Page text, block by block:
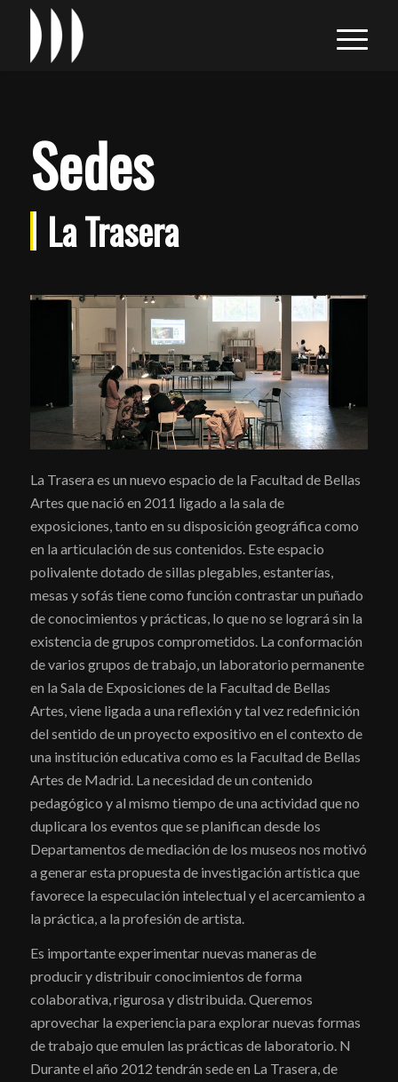
Sedes
La Trasera
La Trasera es un nuevo espacio de la Facultad de Bellas
Artes que nació en 2011 ligado a la sala de
exposiciones, tanto en su disposición geográfica como
en la articulación de sus contenidos. Este espacio
polivalente dotado de sillas plegables, estanterías,
mesas y sofás tiene como función contrastar un puñado
de conocimientos y prácticas, lo que no se logrará sin la
existencia de grupos comprometidos. La conformación
de varios grupos de trabajo, un laboratorio permanente
en la Sala de Exposiciones de la Facultad de Bellas
Artes, viene ligada a una reflexión y tal vez redefinición
del sentido de un proyecto expositivo en el contexto de
una institución educativa como es la Facultad de Bellas
Artes de Madrid. La necesidad de un contenido
pedagógico y al mismo tiempo de una actividad que no
duplicara los eventos que se planifican desde los
Departamentos de mediación de los museos nos motivó
a generar esta propuesta de investigación artística que
favorece la especulación intelectual y el acercamiento a
la práctica, a la profesión de artista.
Es importante experimentar nuevas maneras de
producir y distribuir conocimientos de forma
colaborativa, rigurosa y distribuida. Queremos
aprovechar la experiencia para explorar nuevas formas
de trabajo que emulen las prácticas de laboratorio. N
Durante el año 2012 tendrán sede en La Trasera, de